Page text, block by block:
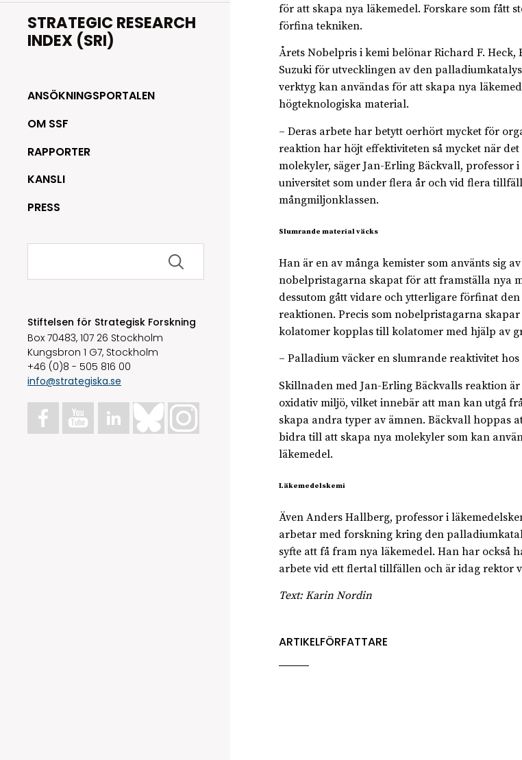
STRATEGIC RESEARCH
INDEX (SRI)
ANSÖKNINGSPORTALEN
OM SSF
RAPPORTER
KANSLI
PRESS
Sök
Stiftelsen för Strategisk Forskning
Box 70483, 107 26 Stockholm
Kungsbron 1 G7, Stockholm
+46 (0)8 - 505 816 00
info@strategiska.se
för att skapa nya läkemedel. Forskare som fått
förfina tekniken.
Årets Nobelpris i kemi belönar Richard F. Heck,
Suzuki för utvecklingen av den
verktyg kan användas för att skapa nya
högteknologiska material.
– Deras arbete har betytt oerhört mycket för
reaktion har höjt effektiviteten så mycket när
molekyler, säger Jan-Erling Bäckvall, professor
universitet som under flera år och vid flera
mångmiljonklassen.
Slumrande material väcks
Han är en av många kemister som använts sig
nobelpristagarna skapat för att framställa nya
dessutom gått vidare och ytterligare förfinat
reaktionen. Precis som nobelpristagarna
kolatomer kopplas till kolatomer med hjälp av
– Palladium väcker en slumrande reaktivitet
Skillnaden med Jan-Erling Bäckvalls reaktion
oxidativ miljö, vilket innebär att man kan utgå
skapa andra typer av ämnen. Bäckvall hoppas
bidra till att skapa nya molekyler som kan
läkemedel.
Läkemedelskemi
Även Anders Hallberg, professor i
arbetar med forskning kring den
syfte att få fram nya läkemedel. Han har också
arbete vid ett flertal tillfällen och är idag rektor
Text: Karin Nordin
ARTIKELFÖRFATTARE